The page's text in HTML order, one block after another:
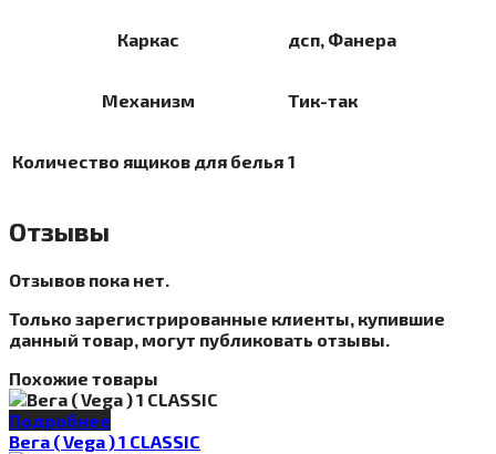
Каркас дсп, Фанера
Механизм Тик-так
Количество ящиков для белья 1
Отзывы
Отзывов пока нет.
Только зарегистрированные клиенты, купившие
данный товар, могут публиковать отзывы.
Похожие товары
Подробнее
Вега ( Vega ) 1 CLASSIC